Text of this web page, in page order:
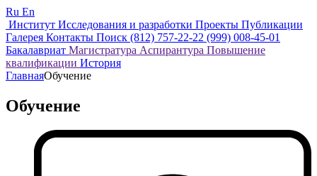
Ru En
Институт Исследования и разработки Проекты Публикации
Галерея Контакты Поиск (812) 757-22-22 (999) 008-45-01
Бакалавриат Магистратура Аспирантура Повышение
квалификации История
ГлавнаяОбучение
Обучение